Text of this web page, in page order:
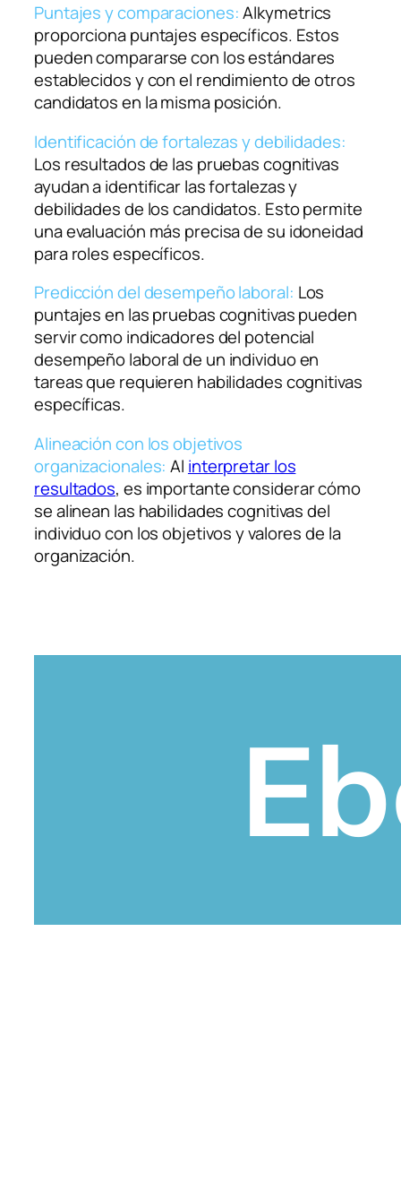
Puntajes y comparaciones:Alkymetrics
proporciona puntajes específicos. Estos
pueden compararse con los estándares
establecidos y con el rendimiento de otros
candidatos en la misma posición.
Identificación de fortalezas y debilidades:
Los resultados de las pruebas cognitivas
ayudan a identificar las fortalezas y
debilidades de los candidatos. Esto permite
una evaluación más precisa de su idoneidad
para roles específicos.
Predicción del desempeño laboral: Los
puntajes en las pruebas cognitivas pueden
servir como indicadores del potencial
desempeño laboral de un individuo en
tareas que requieren habilidades cognitivas
específicas.
Alineación con los objetivos
organizacionales: Al interpretar los
resultados, es importante considerar cómo
se alinean las habilidades cognitivas del
individuo con los objetivos y valores de la
organización.